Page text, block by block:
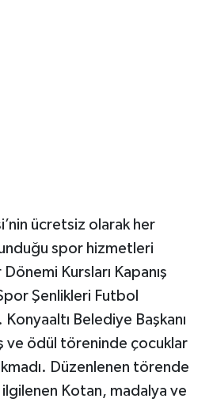
ücretsiz olarak her
spor hizmetleri
Kursları Kapanış
Şenlikleri Futbol
Belediye Başkanı
ve ödül töreninde çocuklar
Düzenlenen törende
ilgilenen Kotan, madalya ve